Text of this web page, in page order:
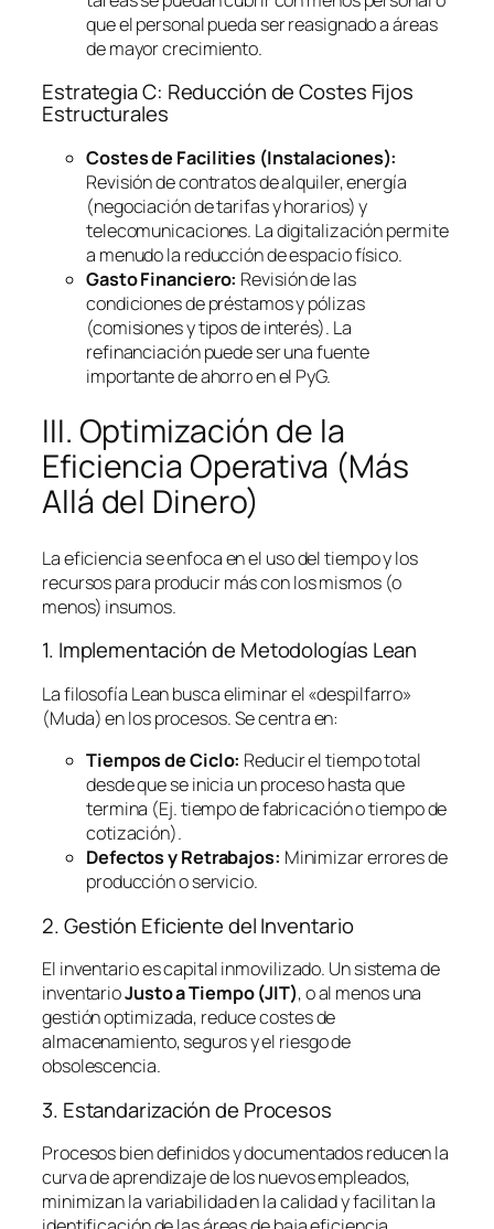
que el personal pueda ser reasignado a áreas
de mayor crecimiento.
Estrategia C: Reducción de Costes Fijos
Estructurales
Costes de Facilities (Instalaciones):
Revisión de contratos de alquiler, energía
(negociación de tarifas y horarios) y
telecomunicaciones. La digitalización permite
a menudo la reducción de espacio físico.
Gasto Financiero: Revisión de las
condiciones de préstamos y pólizas
(comisiones y tipos de interés). La
refinanciación puede ser una fuente
importante de ahorro en el PyG.
III. Optimización de la
Eficiencia Operativa (Más
Allá del Dinero)
La eficiencia se enfoca en el uso del tiempo y los
recursos para producir más con los mismos (o
menos) insumos.
1. Implementación de Metodologías Lean
La filosofía Leanbusca eliminar el «despilfarro»
(Muda) en los procesos. Se centra en:
Tiempos de Ciclo: Reducir el tiempo total
desde que se inicia un proceso hasta que
termina (Ej. tiempo de fabricación o tiempo de
cotización).
Defectos y Retrabajos: Minimizar errores de
producción o servicio.
2. Gestión Eficiente del Inventario
El inventario es capital inmovilizado. Un sistema de
inventarioJusto a Tiempo (JIT), o al menos una
gestión optimizada, reduce costes de
almacenamiento, seguros y el riesgo de
obsolescencia.
3. Estandarización de Procesos
Procesos bien definidos y documentados reducen la
curva de aprendizaje de los nuevos empleados,
minimizan la variabilidad en la calidad y facilitan la